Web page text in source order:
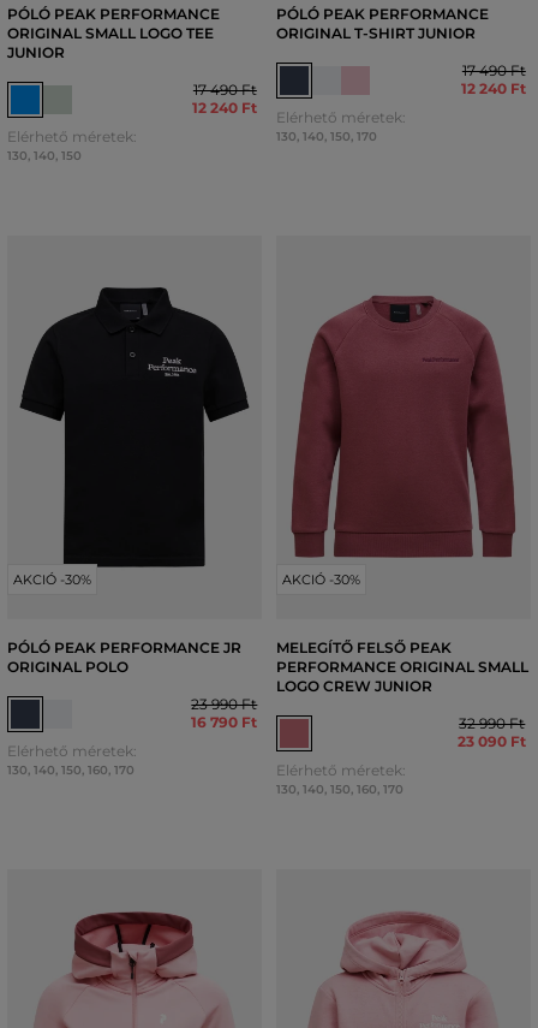
PÓLÓ PEAK PERFORMANCE
ORIGINAL SMALL LOGO TEE
JUNIOR
17 490 Ft
12 240 Ft
Elérhető méretek:
130 140 150
PÓLÓ PEAK PERFORMANCE
ORIGINAL T-SHIRT JUNIOR
17 490 Ft
12 240 Ft
Elérhető méretek:
130 140 150 170
AKCIÓ -30%
PÓLÓ PEAK PERFORMANCE JR
ORIGINAL POLO
23 990 Ft
16 790 Ft
Elérhető méretek:
130, 140, 150, 160, 170
AKCIÓ -30%
MELEGÍTŐ FELSŐ PEAK
PERFORMANCE ORIGINAL SMALL
LOGO CREW JUNIOR
32 990 Ft
23 090 Ft
Elérhető méretek:
130, 140, 150, 160, 170